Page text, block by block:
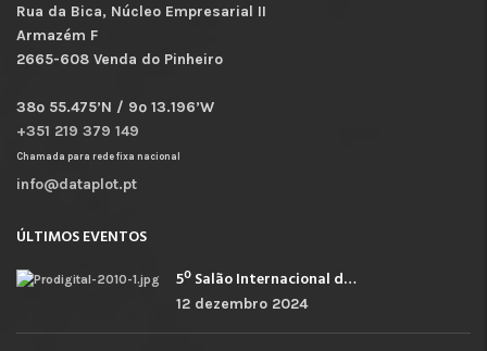
Rua da Bica, Núcleo Empresarial II
Armazém F
2665-608 Venda do Pinheiro
38º 55.475’N / 9º 13.196’W
+351 219 379 149
Chamada para rede fixa nacional
info@dataplot.pt
ÚLTIMOS EVENTOS
5º Salão Internacional de Impressão, Imagem, Comunicação Digital e Têxtil Promocional
12 dezembro 2024